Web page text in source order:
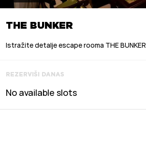
THE BUNKER
Istražite detalje escape rooma THE BUNKER
REZERVIŠI DANAS
No available slots